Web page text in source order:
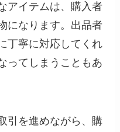
アイテムは、購入者
になります。出品者
丁寧に対応してくれ
てしまうこともあ
引を進めながら、購